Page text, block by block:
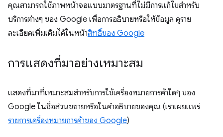
คุณสามารถใช้ภาพหน้าจอแบบมาตรฐานที่ไม่มีการแก้ไขสำหรับ
บริการต่างๆ ของ Google เพื่อการอธิบายหรือให้ข้อมูล ดูราย
ละเอียดเพิ่มเติมได้ในหน้าสิทธิ์ของ Google
การแสดงที่มาอย่างเหมาะสม
แสดงที่มาที่เหมาะสมสำหรับการใช้เครื่องหมายการค้าใดๆ ของ
Google ในชื่อส่วนขยายหรือในคำอธิบายของคุณ (เราเผยแพร่
รายการเครื่องหมายการค้าของ Google)